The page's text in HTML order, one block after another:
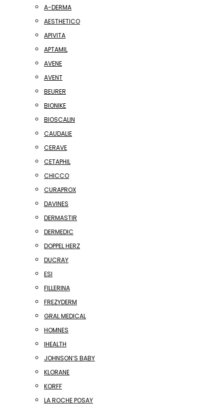
A-DERMA
AESTHETICO
APIVITA
APTAMIL
AVENE
AVENT
BEURER
BIONIKE
BIOSCALIN
CAUDALIE
CERAVE
CETAPHIL
CHICCO
CURAPROX
DAVINES
DERMASTIR
DERMEDIC
DOPPEL HERZ
DUCRAY
ESI
FILLERINA
FREZYDERM
GRAL MEDICAL
HOMNES
IHEALTH
JOHNSON’S BABY
KLORANE
KORFF
LA ROCHE POSAY